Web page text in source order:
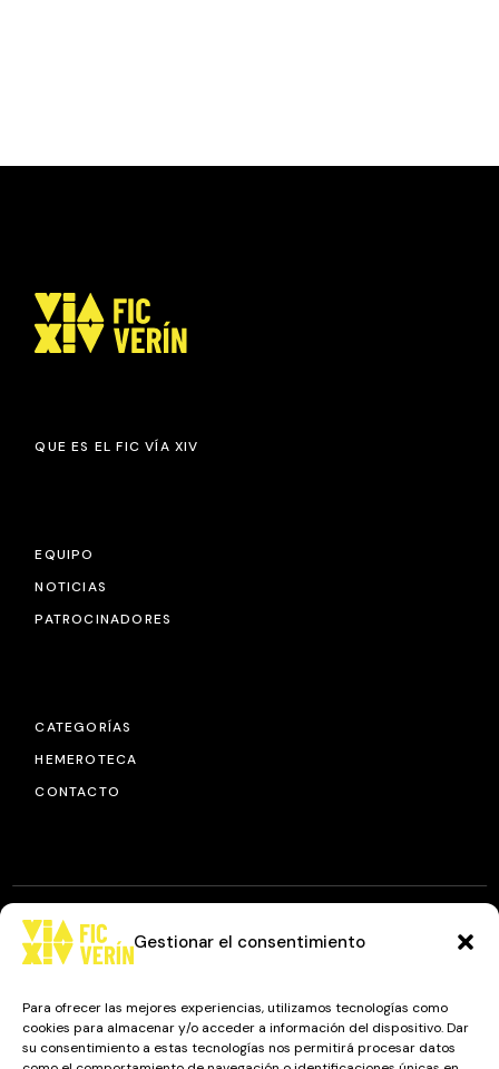
Gestionar el consentimiento
Para ofrecer las mejores experiencias, utilizamos tecnologías como
cookies para almacenar y/o acceder a información del dispositivo. Dar
su consentimiento a estas tecnologías nos permitirá procesar datos
QUE ES EL FIC VÍA XIV
EQUIPO
NOTICIAS
PATROCINADORES
CATEGORÍAS
HEMEROTECA
CONTACTO